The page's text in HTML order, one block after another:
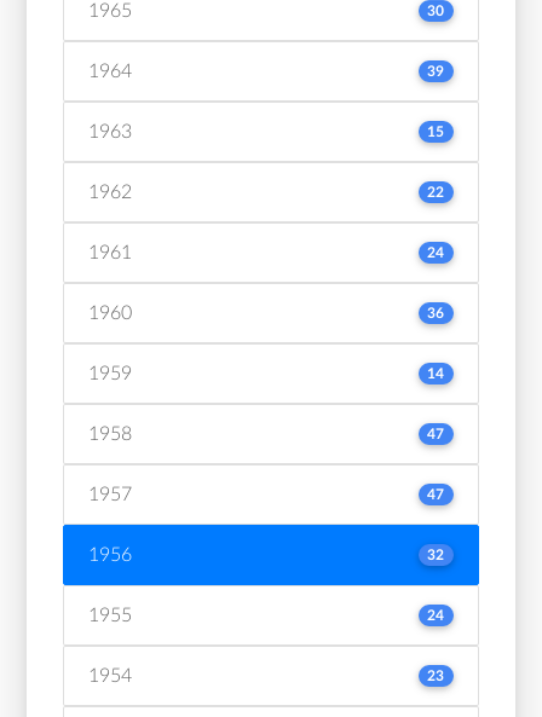
1965 30
1964 39
1963 15
1962 22
1961 24
1960 36
1959 14
1958 47
1957 47
1956 32
1955 24
1954 23